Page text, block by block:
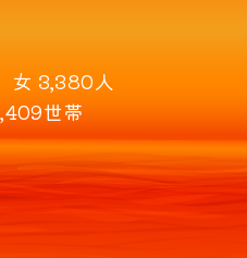
女 3,380人
世帯